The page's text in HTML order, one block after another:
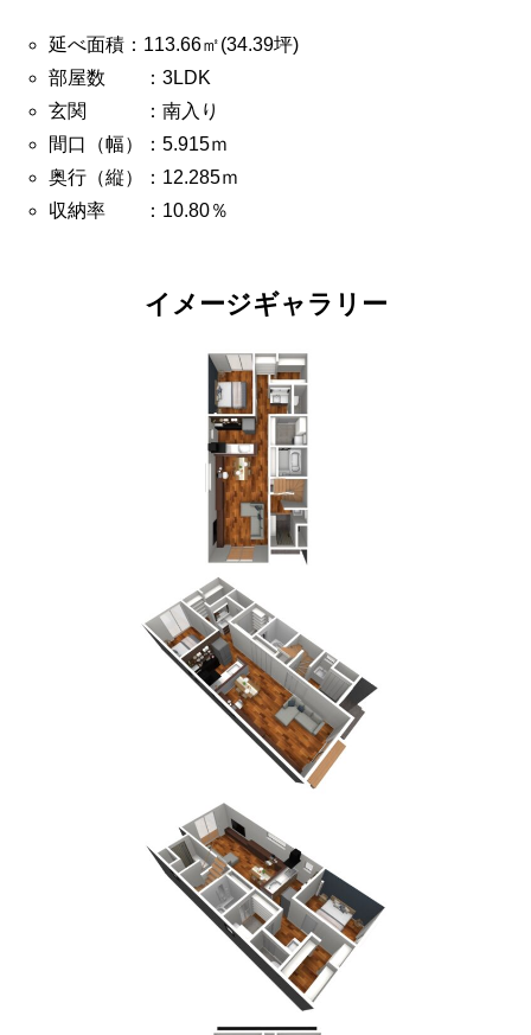
延べ面積：113.66㎡(34.39坪)
部屋数 ：3LDK
玄関 ：南入り
間口（幅）：5.915ｍ
奥行（縦）：12.285ｍ
収納率 ：10.80％
イメージギャラリー